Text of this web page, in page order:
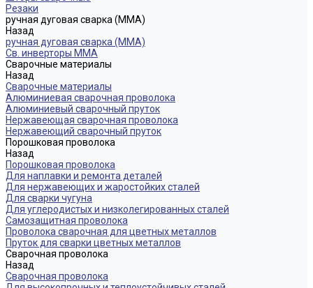
Резаки
ручная дуговая сварка (MMA)
Назад
ручная дуговая сварка (MMA)
Св. инверторы MMA
Сварочные материалы
Назад
Сварочные материалы
Алюминиевая сварочная проволока
Алюминиевый сварочный пруток
Нержавеющая сварочная проволока
Нержавеющий сварочный пруток
Порошковая проволока
Назад
Порошковая проволока
Для наплавки и ремонта деталей
Для нержавеющих и жаростойких сталей
Для сварки чугуна
Для углеродистых и низколегированных сталей
Самозащитная проволока
Проволока сварочная для цветных металлов
Пруток для сварки цветных металлов
Сварочная проволока
Назад
Сварочная проволока